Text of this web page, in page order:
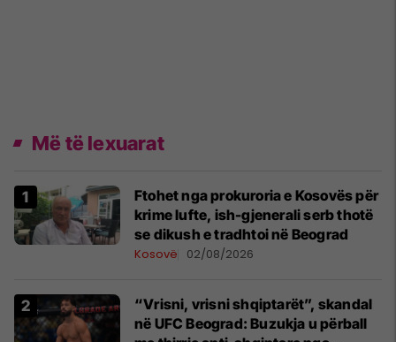
Më të lexuarat
Ftohet nga prokuroria e Kosovës për
krime lufte, ish-gjenerali serb thotë
se dikush e tradhtoi në Beograd
Kosovë 02/08/2026
“Vrisni, vrisni shqiptarët”, skandal
në UFC Beograd: Buzukja u përball